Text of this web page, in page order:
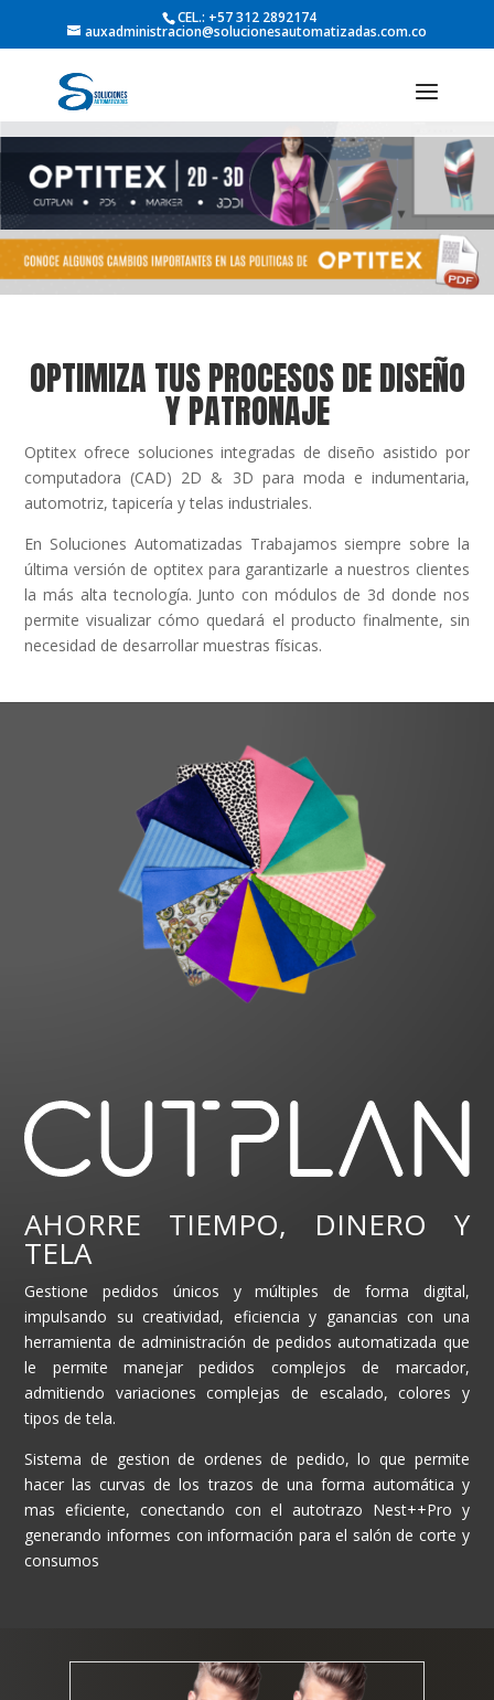
CEL.: +57 312 2892174
auxadministracion@solucionesautomatizadas.com.co
OPTIMIZA TUS PROCESOS DE DISEÑO
Y PATRONAJE
Optitex ofrece soluciones integradas de diseño asistido por
computadora (CAD) 2D & 3D para moda e indumentaria,
automotriz, tapicería y telas industriales.
En Soluciones Automatizadas Trabajamos siempre sobre la
última versión de optitex para garantizarle a nuestros clientes
la más alta tecnología. Junto con módulos de 3d donde nos
permite visualizar cómo quedará el producto finalmente, sin
necesidad de desarrollar muestras físicas.
AHORRE TIEMPO, DINERO Y
TELA
Gestione pedidos únicos y múltiples de forma digital,
impulsando su creatividad, eficiencia y ganancias con una
herramienta de administración de pedidos automatizada que
le permite manejar pedidos complejos de marcador,
admitiendo variaciones complejas de escalado, colores y
tipos de tela.
Sistema de gestion de ordenes de pedido, lo que permite
hacer las curvas de los trazos de una forma automática y
mas eficiente, conectando con el autotrazo Nest++Pro y
generando informes con información para el salón de corte y
consumos